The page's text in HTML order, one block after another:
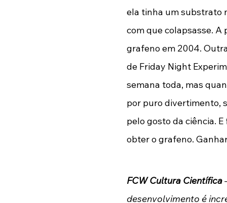
ela tinha um substrato
com que colapsasse.
grafeno em 2004.
de Friday Night
semana toda, mas
por puro divertimento,
pelo gosto da ciência.
obter o grafeno.
FCW Cultura Científica
desenvolvimento é